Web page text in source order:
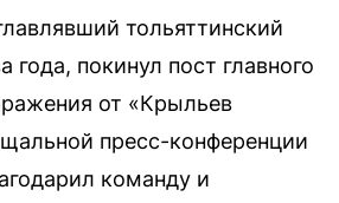
тольяттинский
года, покинул пост главного
от «Крыльев
пресс-конференции
команду и